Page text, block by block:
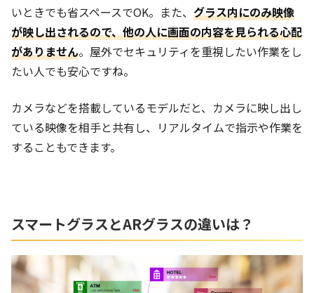
いときでも省スペースでOK。また、 グラス内にのみ映像
が映し出されるので、他の人に画面の内容を見られる心配
がありません。屋外でセキュリティを重視したい作業をし
たい人でも安心ですね。
カメラなどを搭載しているモデルだと、カメラに映し出し
ている映像を相手と共有し、リアルタイムで指示や作業を
することもできます。
スマートグラスとARグラスの違いは？